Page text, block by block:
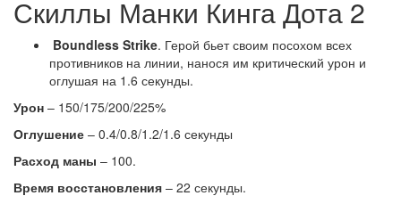
Скиллы Манки Кинга Дота 2
Boundless Strike. Герой бьет своим посохом всех
противников на линии, нанося им критический урон и
оглушая на 1.6 секунды.
Урон – 150/175/200/225%
Оглушение – 0.4/0.8/1.2/1.6 секунды
Расход маны – 100.
Время восстановления – 22 секунды.